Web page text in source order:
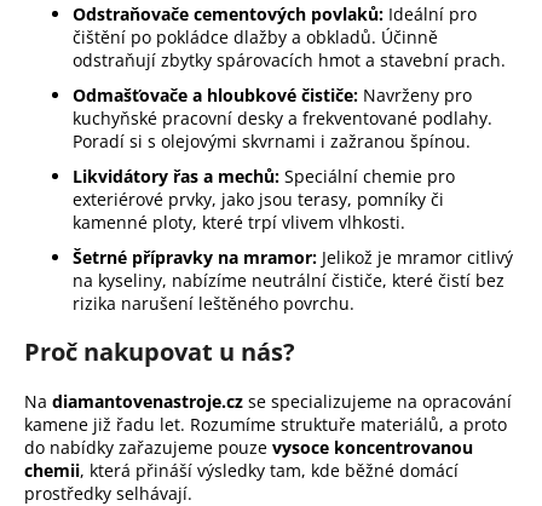
r
v
k
y
v
ý
p
i
s
u
Odstraňovače cementových povlaků: Ideální pro
čištění po pokládce dlažby a obkladů. Účinně
odstraňují zbytky spárovacích hmot a stavební prach.
Odmašťovače a hloubkové čističe: Navrženy pro
kuchyňské pracovní desky a frekventované podlahy.
Poradí si s olejovými skvrnami i zažranou špínou.
Likvidátory řas a mechů: Speciální chemie pro
exteriérové prvky, jako jsou terasy, pomníky či
kamenné ploty, které trpí vlivem vlhkosti.
Šetrné přípravky na mramor: Jelikož je mramor citlivý
na kyseliny, nabízíme neutrální čističe, které čistí bez
rizika narušení leštěného povrchu.
Proč nakupovat u nás?
Na diamantovenastroje.cz se specializujeme na opracování
kamene již řadu let. Rozumíme struktuře materiálů, a proto
do nabídky zařazujeme pouze vysoce koncentrovanou
chemii, která přináší výsledky tam, kde běžné domácí
prostředky selhávají.